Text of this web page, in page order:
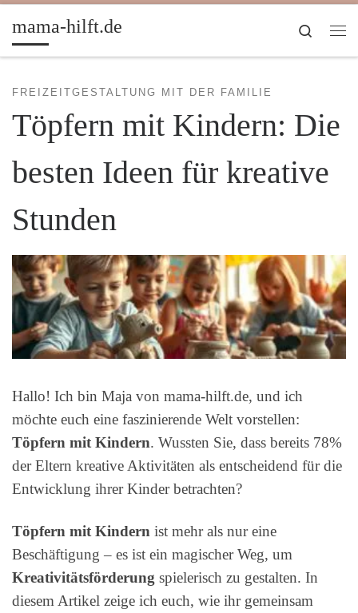
Zum Inhalt springen
mama-hilft.de
Search
FREIZEITGESTALTUNG MIT DER FAMILIE
Töpfern mit Kindern: Die
besten Ideen für kreative
Stunden
Hallo! Ich bin Maja von mama-hilft.de, und ich
möchte euch eine faszinierende Welt vorstellen:
Töpfern mit Kindern. Wussten Sie, dass bereits 78%
der Eltern kreative Aktivitäten als entscheidend für die
Entwicklung ihrer Kinder betrachten?
Töpfern mit Kindern ist mehr als nur eine
Beschäftigung – es ist ein magischer Weg, um
Kreativitätsförderung spielerisch zu gestalten. In
diesem Artikel zeige ich euch, wie ihr gemeinsam